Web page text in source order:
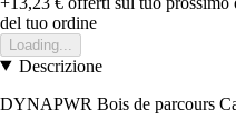
del tuo ordine
Loading...
Descrizione
DYNAPWR Bois de parcours